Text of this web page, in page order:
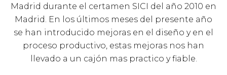
Madrid durante el certamen SICI del año 2010 en
Madrid. En los últimos meses del presente año
se han introducido mejoras en el diseño y en el
proceso productivo, estas mejoras nos han
llevado a un cajón mas practico y fiable.